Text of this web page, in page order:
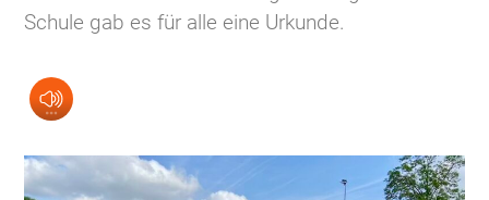
Schule gab es für alle eine Urkunde.